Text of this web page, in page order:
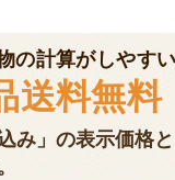
の計算がしやすい
送料無料
み」の表示価格と